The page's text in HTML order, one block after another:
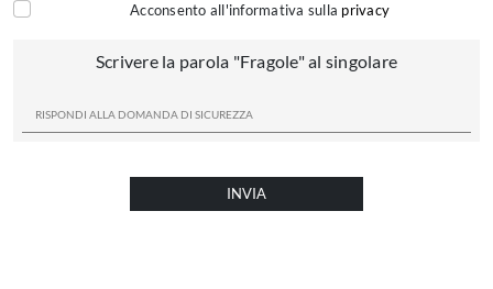
Acconsento all'informativa sulla privacy
Scrivere la parola "Fragole" al singolare
INVIA